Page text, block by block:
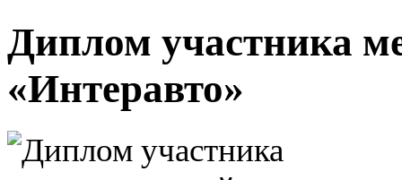
Диплом участника
«Интеравто»